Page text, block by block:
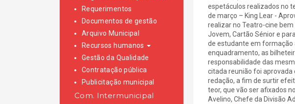
Requerimentos
Documentos de gestão
Arquivo Municipal
Recursos humanos
Gestão da Qualidade
Contratação pública
Publicitação municipal
Com. Intermunicipal
espetáculos realizados no
de março – King Lear -
realizar no Teatro-cine
Jovem, Cartão Sénior e
de estudante em formação
enquadramento, as
responsabilidade das
citada reunião foi aprovada
redação, a fim de surtir
teor, que vão ser afixados
Avelino, Chefe da Divisão